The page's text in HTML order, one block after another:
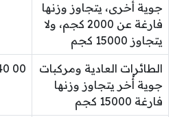
جوية أخرى، يتجاوز وزنها
فارغة عن 2000 كجم، ولا
يتجاوز 15000 كجم
الطائرات العادية ومركبات
جوية أُخر يتجاوز وزنها
فارغة 15000 كجم
00 40 02 88